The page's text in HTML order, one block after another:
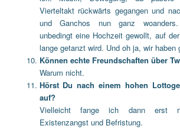
Vierteltakt rückwärts gegangen und
und Ganchos nun ganz
unbedingt eine Hochzeit gewollt, auf
lange getanzt wird. Und oh ja, wir haben
Können echte Freundschaften über
Warum nicht.
Hörst Du nach einem hohen
auf?
Vielleicht fange ich dann erst
Existenzangst und Befristung.